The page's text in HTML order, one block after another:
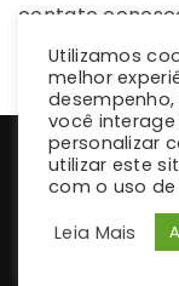
contato
Copyright 2026
Utilizamos
melhor
você
personalizar
utilizar este
com o uso de
Leia Mais